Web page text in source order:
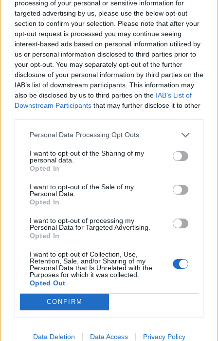
processing of your personal or sensitive information for
targeted advertising by us, please use the below opt-out
section to confirm your selection. Please note that after your
opt-out request is processed you may continue seeing
interest-based ads based on personal information utilized by
us or personal information disclosed to third parties prior to
your opt-out. You may separately opt-out of the further
disclosure of your personal information by third parties on the
IAB’s list of downstream participants. This information may
also be disclosed by us to third parties on the IAB’s List of
Downstream Participants that may further disclose it to other
Personal Data Processing Opt Outs
I want to opt-out of the Sharing of my
personal data.
Opted In
I want to opt-out of the Sale of my
Personal Data.
Opted In
I want to opt-out of processing my
Personal Data for Targeted Advertising.
Opted In
I want to opt-out of Collection, Use,
Retention, Sale, and/or Sharing of my
Personal Data that Is Unrelated with the
Purposes for which it was collected.
Opted Out
CONFIRM
Data Deletion Data Access Privacy Policy
2026. augusztus 06., csütörtök
Időszakos vízszünet
Gyergyószentmiklóson
2026. augusztus 05., szerda
Dolgoznak az utak helyreállításán
Gyergyószentmiklóson